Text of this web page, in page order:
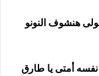
هنشوف النونو
أمتى يا طارق